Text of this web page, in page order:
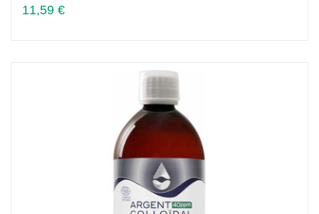
11,59 €